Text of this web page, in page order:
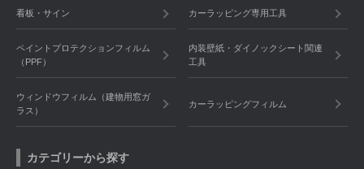
看板・サイン カーラッピング専用工具
ペイントプロテクションフィルム
（PPF）
内装壁紙・ダイノックシート関連
工具
ウィンドウフィルム（建物用窓ガ
ラス）
カーラッピングフィルム
カテゴリーから探す